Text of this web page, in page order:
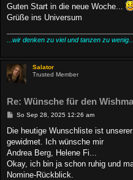
Guten Start in die neue Woche...
Grüße ins Universum
...wir denken zu viel und tanzen zu wenig...
Salator
Trusted Member
Re: Wünsche für den
B
i
r
a
So Sep 28, 2025 12:26 am
Die heutige Wunschliste ist
gewidmet. Ich wünsche mir
Andrea Berg, Helene Fi...
Okay, ich bin ja schon ruhig und
Nomine-Rückblick.